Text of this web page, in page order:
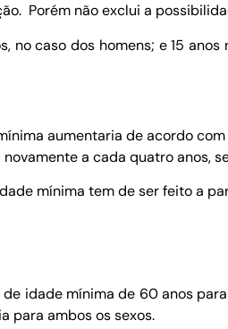
Porém não exclui a
no caso dos homens; e 15
aumentaria de acordo
a cada quatro anos,
mínima tem de ser feito a
idade mínima de 60 anos
para ambos os sexos.